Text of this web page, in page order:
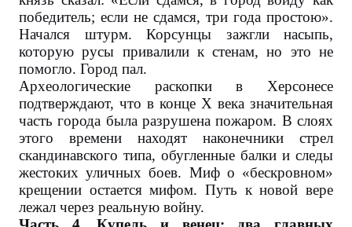
победитель; если не сдамся, три года простою».
Начался штурм. Корсунцы зажгли насыпь,
которую русы привалили к стенам, но это не
помогло. Город пал.
Археологические раскопки в Херсонесе
подтверждают, что в конце X века значительная
часть города была разрушена пожаром. В слоях
этого времени находят наконечники стрел
скандинавского типа, обугленные балки и следы
жестоких уличных боев. Миф о «бескровном»
крещении остается мифом. Путь к новой вере
лежал через реальную войну.